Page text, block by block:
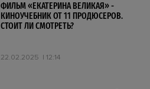
ФИЛЬМ «ЕКАТЕРИНА ВЕЛИКАЯ» -
КИНОУЧЕБНИК ОТ 11 ПРОДЮСЕРОВ.
СТОИТ ЛИ СМОТРЕТЬ?
22.02.2025 12:14